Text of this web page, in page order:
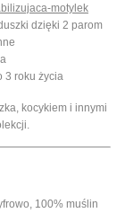
motylek
dzięki 2 parom
3 roku życia
kocykiem i innymi
100% muślin